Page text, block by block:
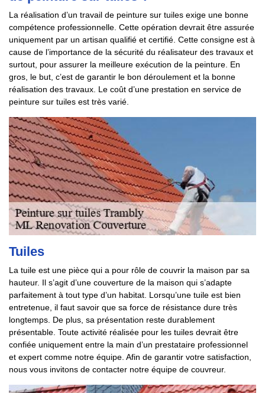
La réalisation d’un travail de peinture sur tuiles exige une bonne
compétence professionnelle. Cette opération devrait être assurée
uniquement par un artisan qualifié et certifié. Cette consigne est à
cause de l’importance de la sécurité du réalisateur des travaux et
surtout, pour assurer la meilleure exécution de la peinture. En
gros, le but, c’est de garantir le bon déroulement et la bonne
réalisation des travaux. Le coût d’une prestation en service de
peinture sur tuiles est très varié.
Tuiles
La tuile est une pièce qui a pour rôle de couvrir la maison par sa
hauteur. Il s’agit d’une couverture de la maison qui s’adapte
parfaitement à tout type d’un habitat. Lorsqu’une tuile est bien
entretenue, il faut savoir que sa force de résistance dure très
longtemps. De plus, sa présentation reste durablement
présentable. Toute activité réalisée pour les tuiles devrait être
confiée uniquement entre la main d’un prestataire professionnel
et expert comme notre équipe. Afin de garantir votre satisfaction,
nous vous invitons de contacter notre équipe de couvreur.